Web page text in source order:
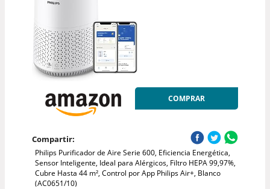
COMPRAR
Compartir:
Philips Purificador de Aire Serie 600, Eficiencia Energética,
Sensor Inteligente, Ideal para Alérgicos, Filtro HEPA 99,97%,
Cubre Hasta 44 m², Control por App Philips Air+, Blanco
(AC0651/10)